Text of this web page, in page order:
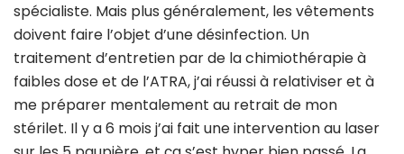
spécialiste. Mais plus généralement, les vêtements
doivent faire l’objet d’une désinfection. Un
traitement d’entretien par de la chimiothérapie à
faibles dose et de l’ATRA, j’ai réussi à relativiser et à
me préparer mentalement au retrait de mon
stérilet. Il y a 6 mois j’ai fait une intervention au laser